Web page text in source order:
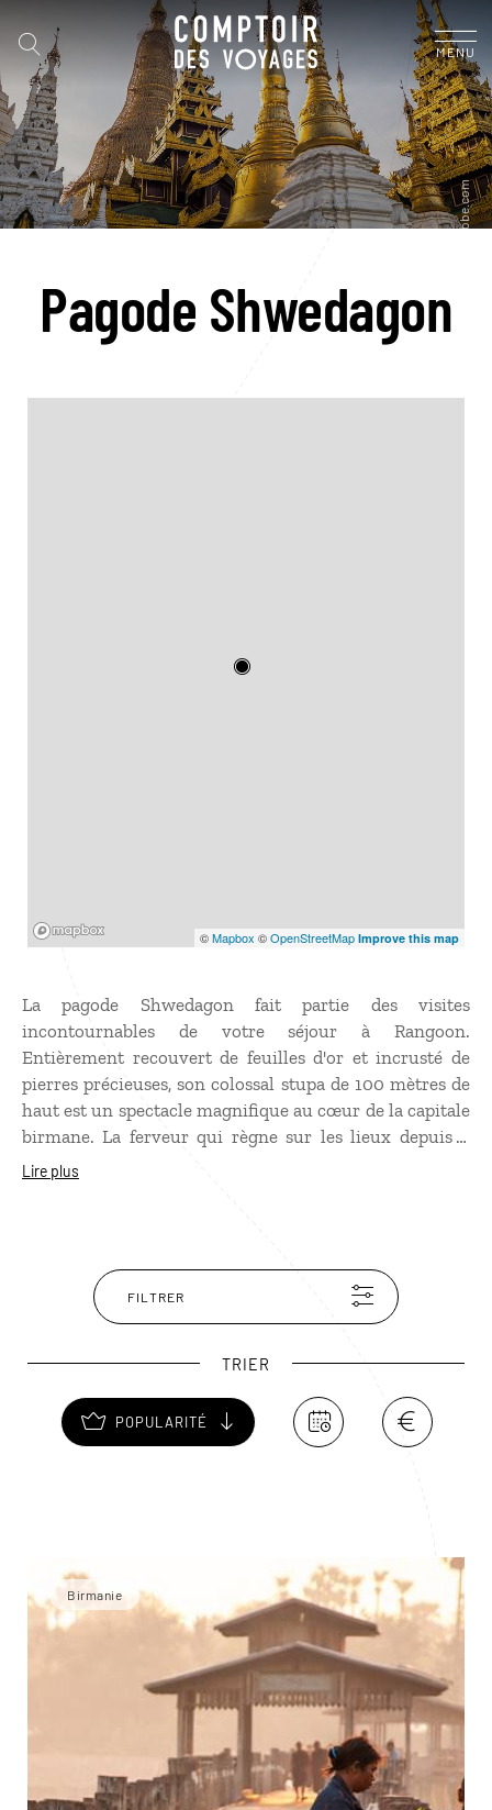
MENU
Pagode Shwedagon
©Mapbox ©OpenStreetMap Improve this map
La pagode Shwedagon fait partie des visites
incontournables de votre séjour à Rangoon.
Entièrement recouvert de feuilles d'or et incrusté de
pierres précieuses, son colossal stupa de 100 mètres de
haut est un spectacle magnifique au cœur de la capitale
birmane. La ferveur qui règne sur les lieux depuis 2
500 ans est également impressionnante. Toute la
des stupas. Au coucher du soleil, sous l'effet de la
lumière rasante, le dôme s'illumine et son éclat gagne
encore en intensité. Du haut de la colline, la vue sur
Lire plus
FILTRER
TRIER
POPULARITÉ
Birmanie